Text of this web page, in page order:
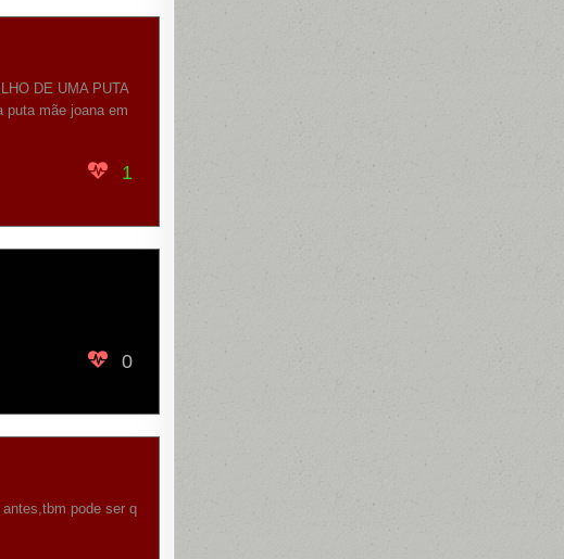
DE UMA PUTA
puta mãe joana em
1
0
pode ser q